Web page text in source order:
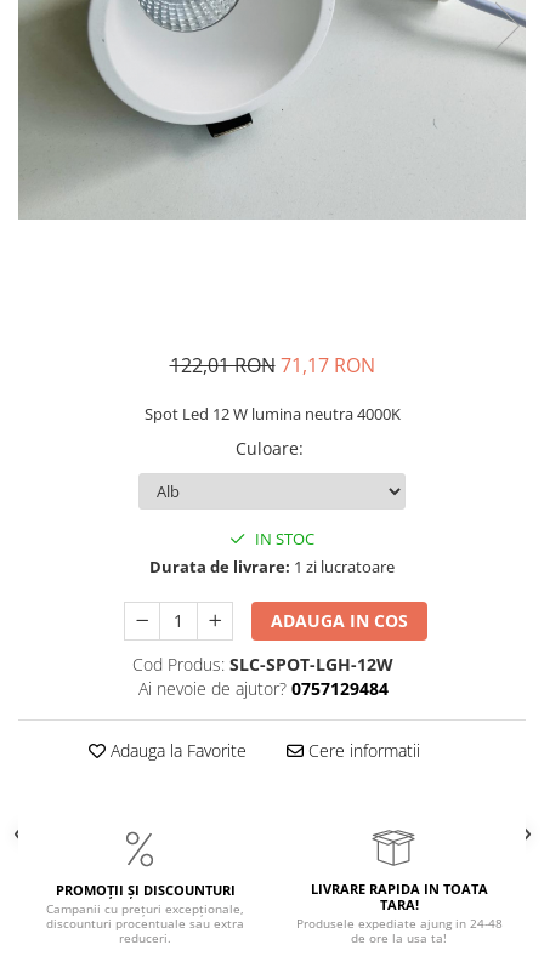
122,01 RON 71,17 RON
Spot Led 12 W lumina neutra 4000K
Culoare:
IN STOC
Durata de livrare: 1 zi lucratoare
ADAUGA IN COS
Cod Produs: SLC-SPOT-LGH-12W
Ai nevoie de ajutor? 0757129484
Adauga la Favorite Cere informatii
PROMOȚII ȘI DISCOUNTURI
Campanii cu prețuri excepționale,
discounturi procentuale sau extra
reduceri.
LIVRARE RAPIDA IN TOATA
TARA!
Produsele expediate ajung in 24-48
de ore la usa ta!